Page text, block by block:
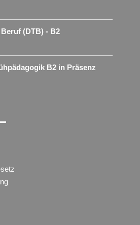
(DTB) - B2
B2 in Präsenz